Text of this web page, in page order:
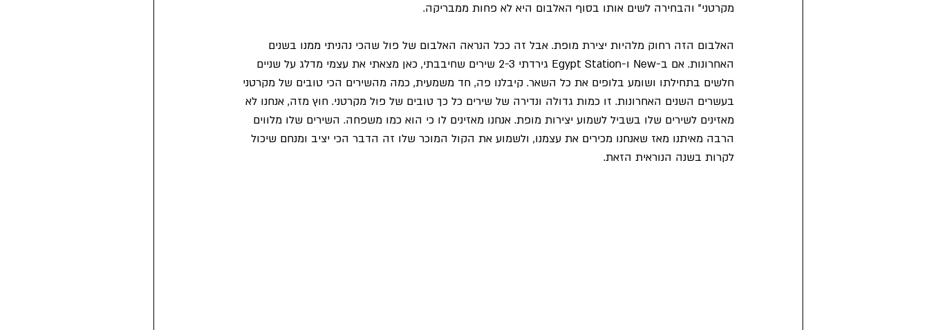
מקרטני" והבחירה לשים אותו בסוף האלבום היא לא פחות ממבריקה.
האלבום הזה רחוק מלהיות יצירת מופת. אבל זה ככל הנראה האלבום של פול שהכי נהניתי ממנו בשנים
האחרונות. אם ב-New ו-Egypt Station גירדתי 2-3 שירים שחיבבתי, כאן מצאתי את עצמי מדלג על שניים
חלשים בתחילתו ושומע בלופים את כל השאר. קיבלנו פה, חד משמעית, כמה מהשירים הכי טובים של מקרטני
בעשרים השנים האחרונות. זו כמות גדולה ונדירה של שירים כל כך טובים של פול מקרטני. חוץ מזה, אנחנו לא
מאזינים לשירים שלו בשביל לשמוע יצירות מופת. אנחנו מאזינים לו כי הוא כמו משפחה. השירים שלו מלווים
הרבה מאיתנו מאז שאנחנו מכירים את עצמנו, ולשמוע את הקול המוכר שלו זה הדבר הכי יציב ומנחם שיכול
לקרות בשנה הנוראית הזאת.